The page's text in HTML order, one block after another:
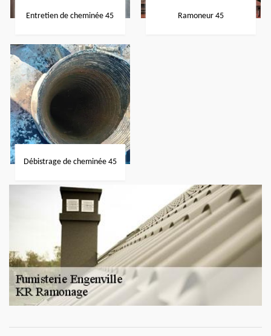
Entretien de cheminée 45 Ramoneur 45
Débistrage de cheminée 45